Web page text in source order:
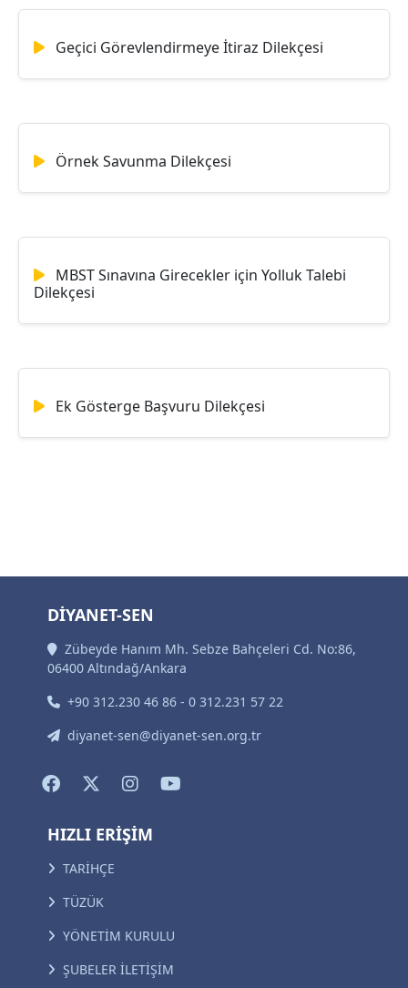
Geçici Görevlendirmeye İtiraz Dilekçesi
Örnek Savunma Dilekçesi
MBST Sınavına Girecekler için Yolluk Talebi
Dilekçesi
Ek Gösterge Başvuru Dilekçesi
DİYANET-SEN
Zübeyde Hanım Mh. Sebze Bahçeleri Cd. No:86,
06400 Altındağ/Ankara
+90 312.230 46 86 - 0 312.231 57 22
diyanet-sen@diyanet-sen.org.tr
HIZLI ERİŞİM
TARİHÇE
TÜZÜK
YÖNETİM KURULU
ŞUBELER İLETİŞİM